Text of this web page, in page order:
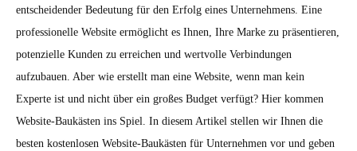
entscheidender Bedeutung für den Erfolg eines Unternehmens. Eine
professionelle Website ermöglicht es Ihnen, Ihre Marke zu präsentieren,
potenzielle Kunden zu erreichen und wertvolle Verbindungen
aufzubauen. Aber wie erstellt man eine Website, wenn man kein
Experte ist und nicht über ein großes Budget verfügt? Hier kommen
Website-Baukästen ins Spiel. In diesem Artikel stellen wir Ihnen die
besten kostenlosen Website-Baukästen für Unternehmen vor und geben